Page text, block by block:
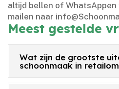
altijd bellen of
mailen naar
Meest gestelde
Wat zijn de grootste
schoonmaak in